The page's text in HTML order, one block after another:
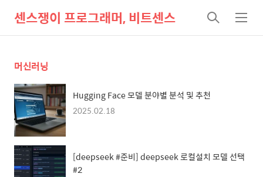
센스쟁이 프로그래머, 비트센스
검
색
메
뉴
머신러닝
Hugging Face 모델 분야별 분석 및 추천
2025.02.18
[deepseek #준비] deepseek 로컬설치 모델 선택
#2